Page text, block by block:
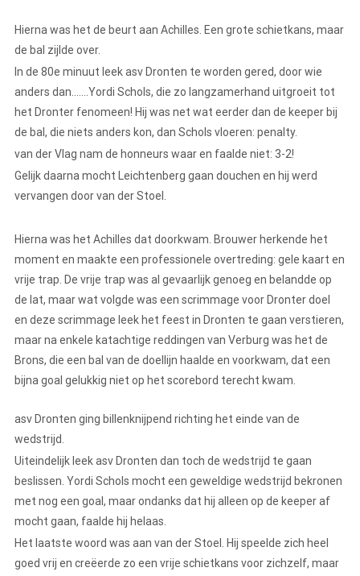
Hierna was het de beurt aan Achilles. Een grote schietkans, maar
de bal zijlde over.
In de 80e minuut leek asv Dronten te worden gered, door wie
anders dan…….Yordi Schols, die zo langzamerhand uitgroeit tot
het Dronter fenomeen! Hij was net wat eerder dan de keeper bij
de bal, die niets anders kon, dan Schols vloeren: penalty.
van der Vlag nam de honneurs waar en faalde niet: 3-2!
Gelijk daarna mocht Leichtenberg gaan douchen en hij werd
vervangen door van der Stoel.
Hierna was het Achilles dat doorkwam. Brouwer herkende het
moment en maakte een professionele overtreding: gele kaart en
vrije trap. De vrije trap was al gevaarlijk genoeg en belandde op
de lat, maar wat volgde was een scrimmage voor Dronter doel
en deze scrimmage leek het feest in Dronten te gaan verstieren,
maar na enkele katachtige reddingen van Verburg was het de
Brons, die een bal van de doellijn haalde en voorkwam, dat een
bijna goal gelukkig niet op het scorebord terecht kwam.
asv Dronten ging billenknijpend richting het einde van de
wedstrijd.
Uiteindelijk leek asv Dronten dan toch de wedstrijd te gaan
beslissen. Yordi Schols mocht een geweldige wedstrijd bekronen
met nog een goal, maar ondanks dat hij alleen op de keeper af
mocht gaan, faalde hij helaas.
Het laatste woord was aan van der Stoel. Hij speelde zich heel
goed vrij en creëerde zo een vrije schietkans voor zichzelf, maar